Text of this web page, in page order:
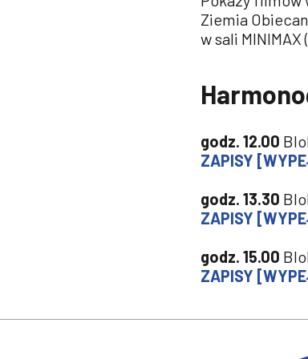
Ziemia
w sali
godz. 12.00
ZAPISY
godz. 13.30
ZAPISY
godz. 15.00
ZAPISY